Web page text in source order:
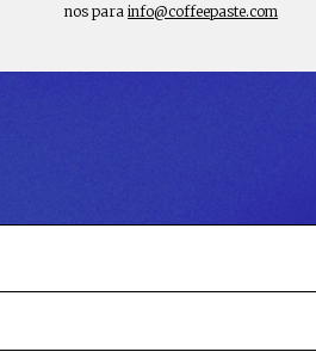
nos parainfo@coffeepaste.com